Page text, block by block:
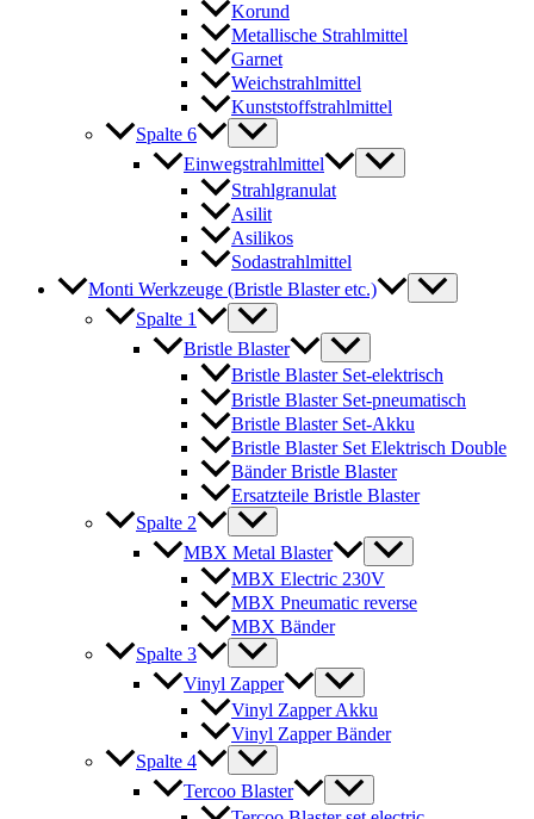
Korund
Metallische Strahlmittel
Garnet
Weichstrahlmittel
Kunststoffstrahlmittel
Spalte 6
Einwegstrahlmittel
Strahlgranulat
Asilit
Asilikos
Sodastrahlmittel
Monti Werkzeuge (Bristle Blaster etc.)
Spalte 1
Bristle Blaster
Bristle Blaster Set-elektrisch
Bristle Blaster Set-pneumatisch
Bristle Blaster Set-Akku
Bristle Blaster Set Elektrisch Double
Bänder Bristle Blaster
Ersatzteile Bristle Blaster
Spalte 2
MBX Metal Blaster
MBX Electric 230V
MBX Pneumatic reverse
MBX Bänder
Spalte 3
Vinyl Zapper
Vinyl Zapper Akku
Vinyl Zapper Bänder
Spalte 4
Tercoo Blaster